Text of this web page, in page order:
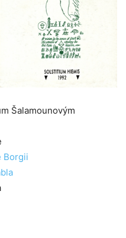
Šalamounovým
Borgii